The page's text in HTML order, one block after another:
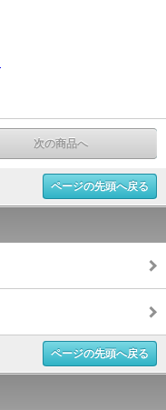
次の商品へ
ページの先頭へ戻る
ページの先頭へ戻る